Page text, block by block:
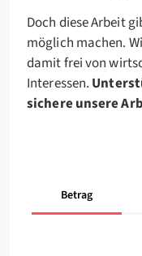
Doch diese Arbeit
möglich machen.
damit frei von
Interessen.
sichere unsere
Betrag